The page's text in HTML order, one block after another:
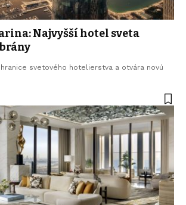
Najvyšší hotel sveta
svetového hotelierstva a otvára novú